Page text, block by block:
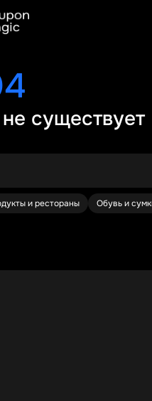
существует
и рестораны Обувь и